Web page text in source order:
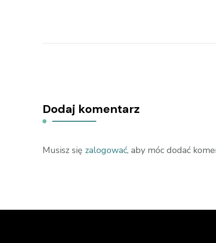
Dodaj komentarz
Musisz się zalogować, aby móc dodać